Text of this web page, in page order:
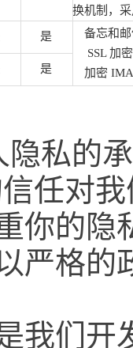
换机制，
是
备忘和
SSL 加
加密
是
隐私的
任对
你的隐
严格的
我们开